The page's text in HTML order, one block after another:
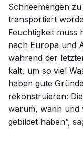
Schneemengen
transportiert
Feuchtigkeit
nach Europa und
während der
kalt, um so viel
haben gute
rekonstruieren:
warum, wann und
gebildet haben”,